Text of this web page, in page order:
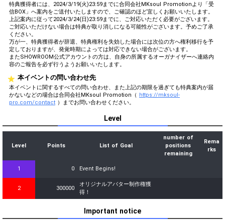
特典獲得者には、2024/3/19(火)23:59までに合同会社MKsoul Promotionより「受
信BOX」へ案内をご送付いたしますので、ご確認のほど宜しくお願いいたします。
上記案内に従って2024/3/24(日)23:59までに、ご対応いただく必要がございます。
ご対応いただけない場合は特典が取り消しになる可能性がございます。予めご了承
ください。
万が一、特典獲得者が辞退、特典権利を失効した場合には次位の方へ権利移行を予
定しておりますが、発覚時期によっては対応できない場合がございます。
またSHOWROOM公式アカウントの方は、自身の所属するオーガナイザーへ連絡内
容のご報告を必ず行うようお願いいたします。
本イベントの問い合わせ先
本イベントに関するすべての問い合わせ、また上記の期限を過ぎても特典案内が届
かないなどの場合は合同会社MKsoul Promotion（ https://mksoul-
pro.com/contact ）までお問い合わせください。
Level
Level Points List of Goal
number of
positions
remaining
Rema
rks
1 0 Event Begins!
2 300000
オリジナルアバター制作権獲
得！
Important notice